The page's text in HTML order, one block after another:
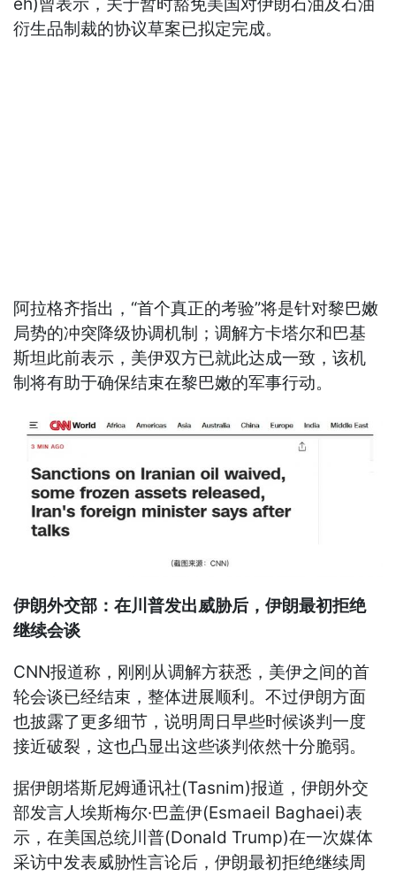
eh)曾表示，关于暂时豁免美国对伊朗石油及石油
衍生品制裁的协议草案已拟定完成。
阿拉格齐指出，“首个真正的考验”将是针对黎巴嫩
局势的冲突降级协调机制；调解方卡塔尔和巴基
斯坦此前表示，美伊双方已就此达成一致，该机
制将有助于确保结束在黎巴嫩的军事行动。
伊朗外交部：在川普发出威胁后，伊朗最初拒绝
继续会谈
CNN报道称，刚刚从调解方获悉，美伊之间的首
轮会谈已经结束，整体进展顺利。不过伊朗方面
也披露了更多细节，说明周日早些时候谈判一度
接近破裂，这也凸显出这些谈判依然十分脆弱。
据伊朗塔斯尼姆通讯社(Tasnim)报道，伊朗外交
部发言人埃斯梅尔·巴盖伊(Esmaeil Baghaei)表
示，在美国总统川普(Donald Trump)在一次媒体
采访中发表威胁性言论后，伊朗最初拒绝继续周